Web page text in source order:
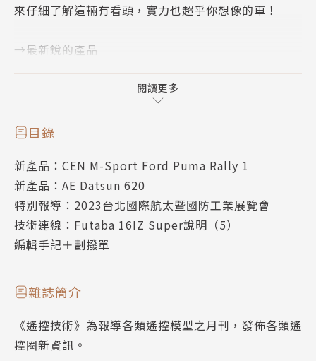
來仔細了解這輛有看頭，實力也超乎你想像的車！
→最新銳的產品
- Associated AE Datsun 620
→最紮實的技術單元
- Futaba 16IZ Super操作與功能使用說明（5）
...徹底發揮應有價值。
2023年臺北國際航太暨國防工業展
閱讀更多
目錄
新產品：CEN M-Sport Ford Puma Rally 1
新產品：AE Datsun 620
特別報導：2023台北國際航太暨國防工業展覽會
技術連線：Futaba 16IZ Super說明（5）
編輯手記＋劃撥單
雜誌簡介
《遙控技術》為報導各類遙控模型之月刊，發佈各類遙
控圈新資訊。